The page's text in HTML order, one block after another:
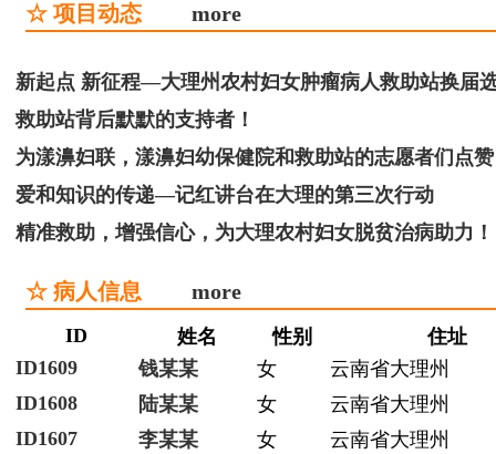
☆ 项目动态 more
新起点 新征程—大理州农村妇女肿瘤病人救助站换届
救助站背后默默的支持者！
为漾濞妇联，漾濞妇幼保健院和救助站的志愿者们点
爱和知识的传递—记红讲台在大理的第三次行动
精准救助，增强信心，为大理农村妇女脱贫治病助力！
☆ 病人信息 more
ID 姓名 性别
住址
ID1609
钱某某 女
云南省大理州
ID1608
陆某某 女
云南省大理州
ID1607
李某某 女
云南省大理州